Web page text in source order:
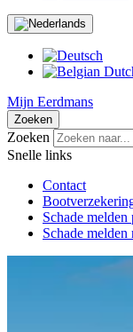
Mijn Eerdmans
Zoeken
Zoeken
Snelle links
Contact
Schade
Schade